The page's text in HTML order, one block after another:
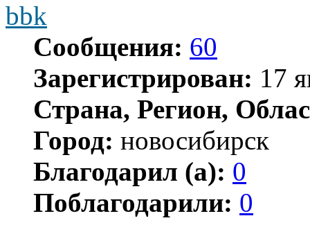
bbk
Сообщения: 60
Зарегистрирован: 17
Страна, Регион,
Город: новосибирск
Благодарил (а): 0
Поблагодарили: 0